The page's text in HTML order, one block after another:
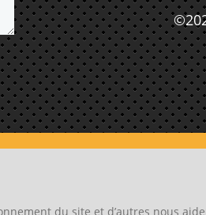
du site et d’autres nous